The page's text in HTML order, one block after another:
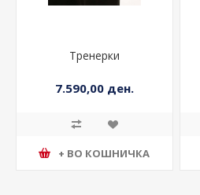
Тренерки
7.590,00 ден.
+ ВО КОШНИЧКА